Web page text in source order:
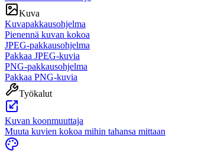
Kuva
Kuvapakkausohjelma
Pienennä kuvan kokoa
JPEG-pakkausohjelma
Pakkaa JPEG-kuvia
PNG-pakkausohjelma
Pakkaa PNG-kuvia
Työkalut
Kuvan koonmuuttaja
Muuta kuvien kokoa mihin tahansa mittaan